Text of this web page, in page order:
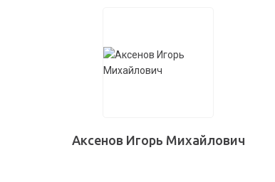
Аксенов Игорь Михайлович